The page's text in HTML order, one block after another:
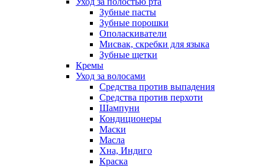
Зубные пасты
Зубные порошки
Ополаскиватели
Мисвак, скребки для языка
Зубные щетки
Кремы
Уход за волосами
Средства против выпадения
Средства против перхоти
Шампуни
Кондиционеры
Маски
Масла
Хна, Индиго
Краска